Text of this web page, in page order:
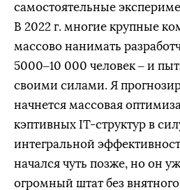
самостоятельные
В 2022 г. многие крупные
массово нанимать
5000–10 000 человек – и
своими силами. Я
начнется массовая
кэптивных IT-структур в
интегральной
начался чуть позже, но он
огромный штат без внятного